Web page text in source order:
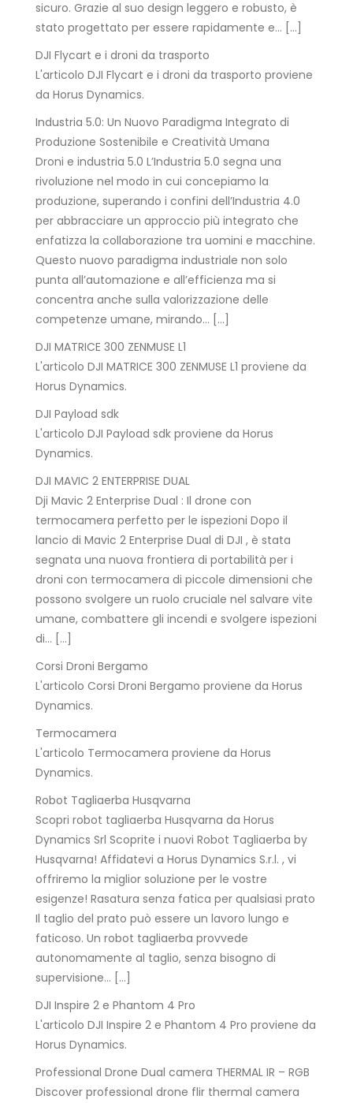
sicuro. Grazie al suo design leggero e robusto, è
stato progettato per essere rapidamente e… […]
DJI Flycart e i droni da trasporto
L'articolo DJI Flycart e i droni da trasporto proviene
da Horus Dynamics.
Industria 5.0: Un Nuovo Paradigma Integrato di
Produzione Sostenibile e Creatività Umana
Droni e industria 5.0 L’Industria 5.0 segna una
rivoluzione nel modo in cui concepiamo la
produzione, superando i confini dell’Industria 4.0
per abbracciare un approccio più integrato che
enfatizza la collaborazione tra uomini e macchine.
Questo nuovo paradigma industriale non solo
punta all’automazione e all’efficienza ma si
concentra anche sulla valorizzazione delle
competenze umane, mirando… […]
DJI MATRICE 300 ZENMUSE L1
L'articolo DJI MATRICE 300 ZENMUSE L1 proviene da
Horus Dynamics.
DJI Payload sdk
L'articolo DJI Payload sdk proviene da Horus
Dynamics.
DJI MAVIC 2 ENTERPRISE DUAL
Dji Mavic 2 Enterprise Dual : Il drone con
termocamera perfetto per le ispezioni Dopo il
lancio di Mavic 2 Enterprise Dual di DJI , è stata
segnata una nuova frontiera di portabilità per i
droni con termocamera di piccole dimensioni che
possono svolgere un ruolo cruciale nel salvare vite
umane, combattere gli incendi e svolgere ispezioni
di… […]
Corsi Droni Bergamo
L'articolo Corsi Droni Bergamo proviene da Horus
Dynamics.
Termocamera
L'articolo Termocamera proviene da Horus
Dynamics.
Robot Tagliaerba Husqvarna
Scopri robot tagliaerba Husqvarna da Horus
Dynamics Srl Scoprite i nuovi Robot Tagliaerba by
Husqvarna! Affidatevi a Horus Dynamics S.r.l. , vi
offriremo la miglior soluzione per le vostre
esigenze! Rasatura senza fatica per qualsiasi prato
Il taglio del prato può essere un lavoro lungo e
faticoso. Un robot tagliaerba provvede
autonomamente al taglio, senza bisogno di
supervisione… […]
DJI Inspire 2 e Phantom 4 Pro
L'articolo DJI Inspire 2 e Phantom 4 Pro proviene da
Horus Dynamics.
Professional Drone Dual camera THERMAL IR – RGB
Discover professional drone flir thermal camera